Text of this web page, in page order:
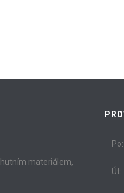
materiálem,
Po:
Út: